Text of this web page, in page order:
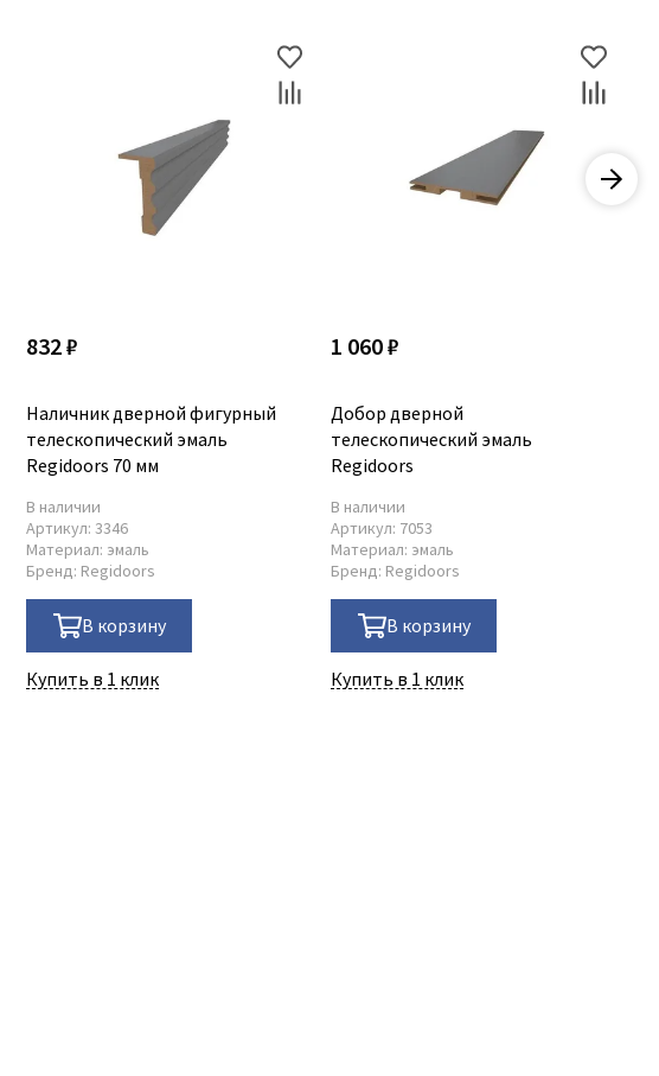
832 ₽
Наличник дверной фигурный
телескопический эмаль
Regidoors 70 мм
В наличии
Артикул:3346
Материал: эмаль
Бренд: Regidoors
В корзину
Купить в 1 клик
1 060 ₽
Добор дверной
телескопический эмаль
Regidoors
В наличии
Артикул: 7053
Материал: эмаль
Бренд: Regidoors
В корзину
Купить в 1 клик